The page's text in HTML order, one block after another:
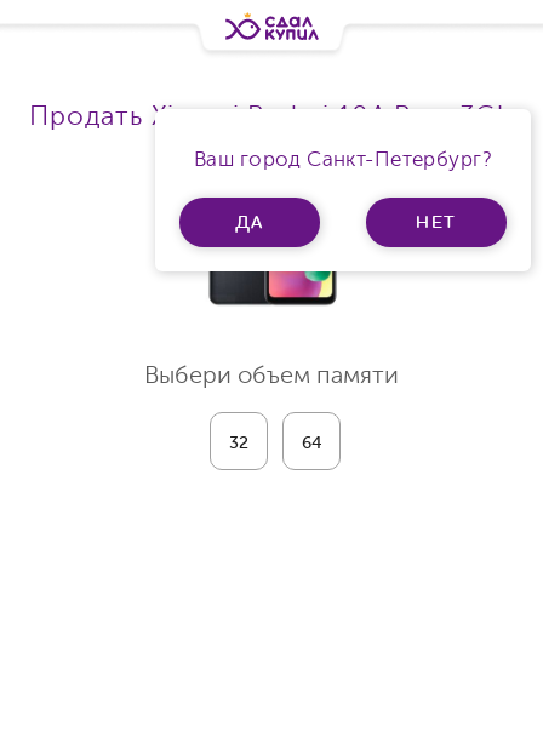
Ваш город Санкт-Петербург?
ДА НЕТ
Продать Xiaomi Redmi 10A Ram 3Gb
Выбери объем памяти
32 64